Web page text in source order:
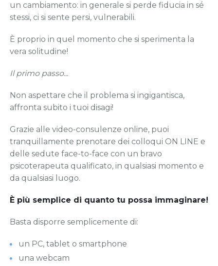
un cambiamento: in generale si perde fiducia in sé
stessi, ci si sente persi, vulnerabili.
È proprio in quel momento che si sperimenta la
vera solitudine!
Il primo passo...
Non aspettare che il problema si ingigantisca,
affronta subito i tuoi disagi!
Grazie alle video-consulenze online, puoi
tranquillamente prenotare dei colloqui ON LINE e
delle sedute face-to-face con un bravo
psicoterapeuta qualificato, in qualsiasi momento e
da qualsiasi luogo.
È più semplice di quanto tu possa immaginare!
Basta disporre semplicemente di:
un PC, tablet o smartphone
una webcam